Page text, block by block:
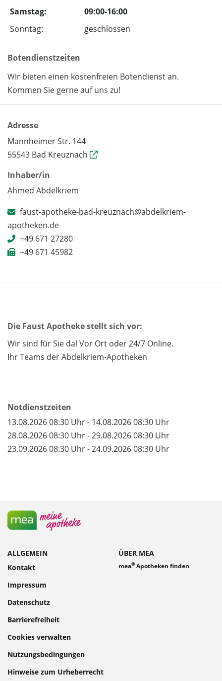
Samstag:
09:00-16:00
Sonntag:
geschlossen
Botendienstzeiten
Wir bieten einen kostenfreien Botendienst an.
Kommen Sie gerne auf uns zu!
Adresse
Mannheimer Str. 144
55543 Bad Kreuznach
Inhaber/in
Ahmed Abdelkriem
faust-apotheke-bad-kreuznach@abdelkriem-
apotheken.de
+49 671 27280
+49 671 45982
Die Faust Apotheke stellt sich vor:
Wir sind für Sie da! Vor Ort oder 24/7 Online.
Ihr Teams der Abdelkriem-Apotheken
Notdienstzeiten
13.08.2026 08:30 Uhr - 14.08.2026 08:30 Uhr
28.08.2026 08:30 Uhr - 29.08.2026 08:30 Uhr
23.09.2026 08:30 Uhr - 24.09.2026 08:30 Uhr
ALLGEMEIN
Kontakt
Impressum
Datenschutz
Barrierefreiheit
Cookies verwalten
Nutzungsbedingungen
Hinweise zum Urheberrecht
ÜBER MEA
mea® Apotheken finden